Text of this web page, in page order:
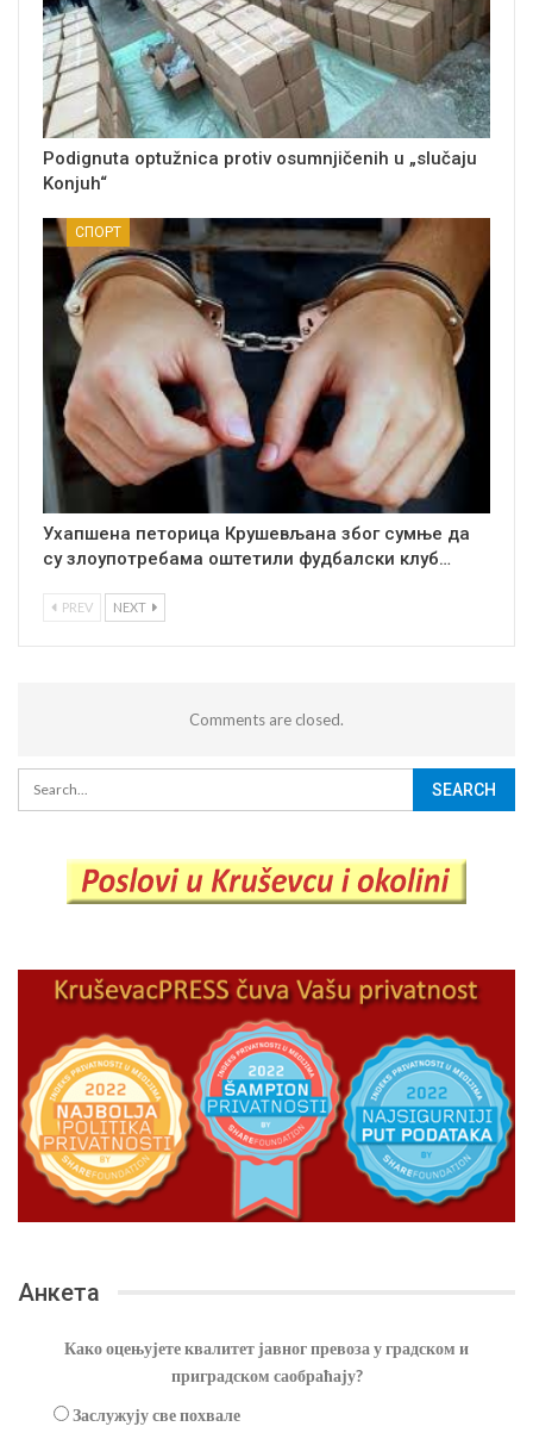
Podignuta optužnica protiv osumnjičenih u „slučaju
Konjuh“
СПОРТ
Ухапшена петорица Крушевљана због сумње да
су злоупотребама оштетили фудбалски клуб…
PREV NEXT
Comments are closed.
Анкета
Како оцењујете квалитет јавног превоза у градском и
приградском саобраћају?
Заслужују све похвале